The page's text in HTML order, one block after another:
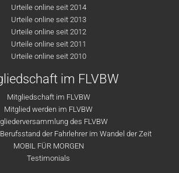
Urteile online seit 2014
Urteile online seit 2013
Urteile online seit 2012
Urteile online seit 2011
Urteile online seit 2010
im FLVBW
Mitgliedschaft im FLVBW
Mitglied werden im FLVBW
des FLVBW
der Fahrlehrer im Wandel der Zeit
MOBIL FÜR MORGEN
Testimonials